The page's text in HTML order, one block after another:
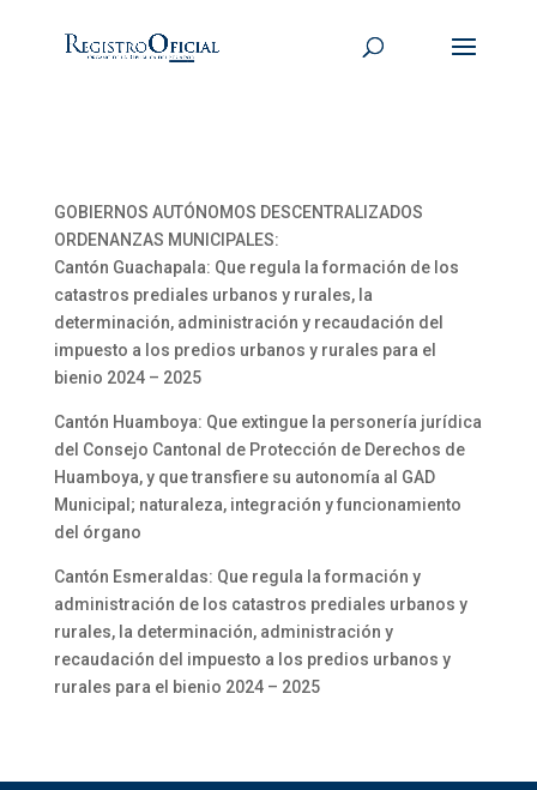
GOBIERNOS AUTÓNOMOS DESCENTRALIZADOS
ORDENANZAS MUNICIPALES:
Cantón Guachapala: Que regula la formación de los
catastros prediales urbanos y rurales, la
determinación, administración y recaudación del
impuesto a los predios urbanos y rurales para el
bienio 2024 – 2025
Cantón Huamboya: Que extingue la personería jurídica
del Consejo Cantonal de Protección de Derechos de
Huamboya, y que transfiere su autonomía al GAD
Municipal; naturaleza, integración y funcionamiento
del órgano
Cantón Esmeraldas: Que regula la formación y
administración de los catastros prediales urbanos y
rurales, la determinación, administración y
recaudación del impuesto a los predios urbanos y
rurales para el bienio 2024 – 2025